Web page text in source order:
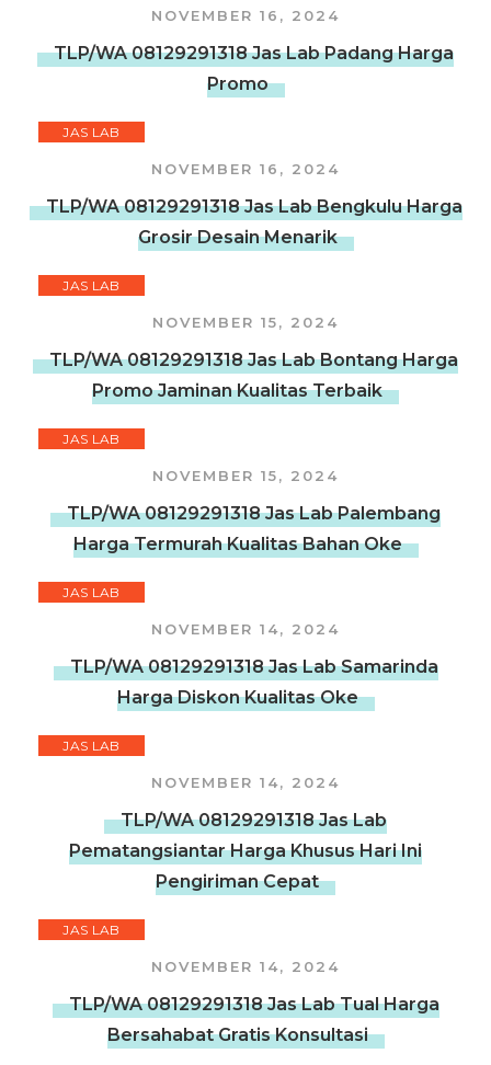
NOVEMBER 16, 2024
TLP/WA 08129291318 Jas Lab Padang Harga
Promo
JAS LAB
NOVEMBER 16, 2024
TLP/WA 08129291318 Jas Lab Bengkulu Harga
Grosir Desain Menarik
JAS LAB
NOVEMBER 15, 2024
TLP/WA 08129291318 Jas Lab Bontang Harga
Promo Jaminan Kualitas Terbaik
JAS LAB
NOVEMBER 15, 2024
TLP/WA 08129291318 Jas Lab Palembang
Harga Termurah Kualitas Bahan Oke
JAS LAB
NOVEMBER 14, 2024
TLP/WA 08129291318 Jas Lab Samarinda
Harga Diskon Kualitas Oke
JAS LAB
NOVEMBER 14, 2024
TLP/WA 08129291318 Jas Lab
Pematangsiantar Harga Khusus Hari Ini
Pengiriman Cepat
JAS LAB
NOVEMBER 14, 2024
TLP/WA 08129291318 Jas Lab Tual Harga
Bersahabat Gratis Konsultasi